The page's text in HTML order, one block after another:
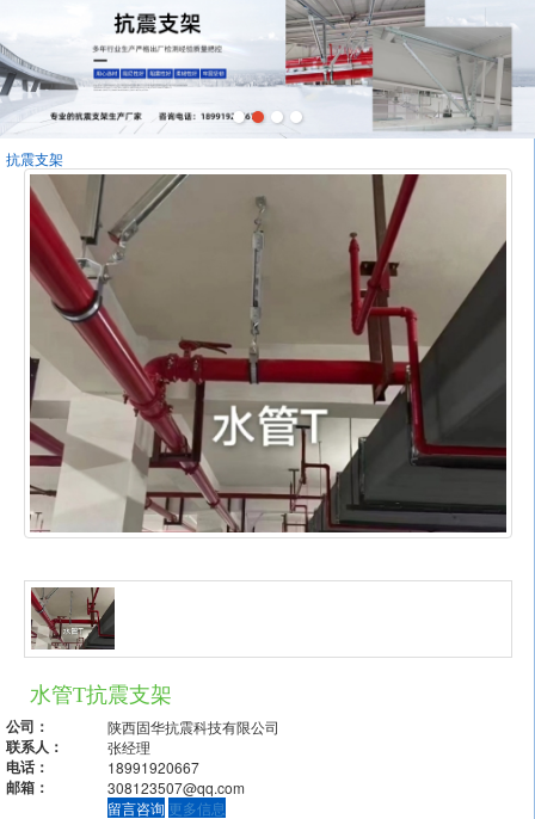
抗震支架
水管T抗震支架
公司： 陕西固华抗震科技有限公司
联系人： 张经理
电话： 18991920667
邮箱：
308123507@qq.com
留言咨询 更多信息